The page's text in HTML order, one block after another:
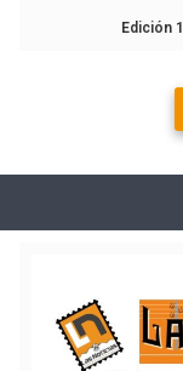
Edición